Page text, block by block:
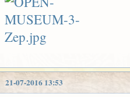
21-07-2016 13:53